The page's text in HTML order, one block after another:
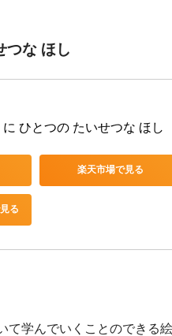
つな ほし
ひとつの たいせつな ほし
楽天市場で見る
る
学んでいくことのできる